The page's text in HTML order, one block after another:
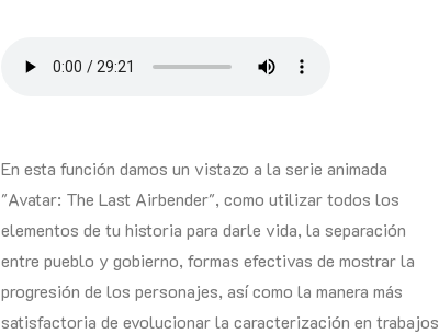
En esta función damos un vistazo a la serie animada
"Avatar: The Last Airbender", como utilizar todos los
elementos de tu historia para darle vida, la separación
entre pueblo y gobierno, formas efectivas de mostrar la
progresión de los personajes, así como la manera más
satisfactoria de evolucionar la caracterización en trabajos